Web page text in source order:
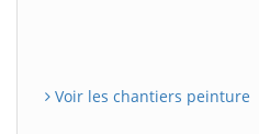
Voir les chantiers peinture